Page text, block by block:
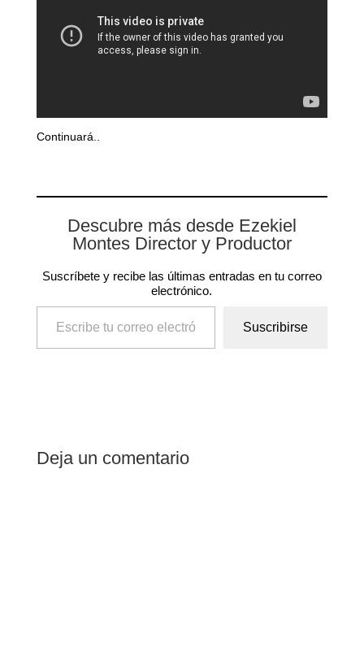
Continuará..
Descubre más desde Ezekiel
Montes Director y Productor
Suscríbete y recibe las últimas entradas en tu correo
electrónico.
Escribe tu correo electrónico…
Suscribirse
Deja un comentario